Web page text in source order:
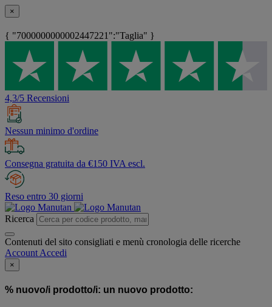
×
{ "7000000000002447221":"Taglia" }
4,3/5 Recensioni
Nessun minimo d'ordine
Consegna gratuita da €150 IVA escl.
Reso entro 30 giorni
Ricerca
Contenuti del sito consigliati e menù cronologia delle ricerche
Account Accedi
×
% nuovo/i prodotto/i: un nuovo prodotto: